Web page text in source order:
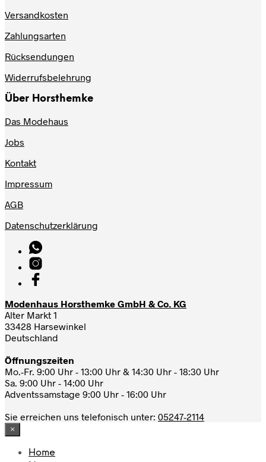
Versandkosten
Zahlungsarten
Rücksendungen
Widerrufsbelehrung
Über Horsthemke
Das Modehaus
Jobs
Kontakt
Impressum
AGB
Datenschutzerklärung
Modenhaus Horsthemke GmbH & Co. KG
Alter Markt 1
33428 Harsewinkel
Deutschland
Öffnungszeiten
Mo.-Fr. 9:00 Uhr - 13:00 Uhr & 14:30 Uhr - 18:30 Uhr
Sa. 9:00 Uhr - 14:00 Uhr
Adventssamstage 9:00 Uhr - 16:00 Uhr
Sie erreichen uns telefonisch unter: 05247-2114
×
Home